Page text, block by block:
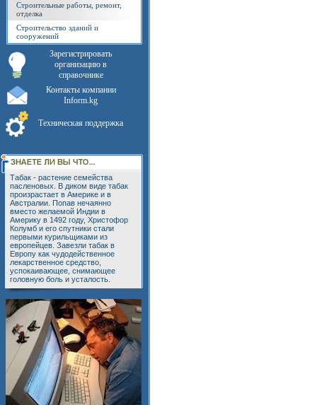
Строительные работы, ремонт,
отделка
Строительство зданий и
сооружений
Зарегистрировать
организацию в
справочнике
Контакты компании
Inform.kg
Техническая поддержка
Табак - растение семейства
пасленовых. В диком виде табак
произрастает в Америке и в
Австралии. Попав нечаянно
вместо желаемой Индии в
Америку в 1492 году, Христофор
Колумб и его спутники стали
первыми курильщиками из
европейцев. Завезли табак в
Европу как чудодейственное
лекарственное средство,
успокаивающее, снимающее
головную боль и усталость.